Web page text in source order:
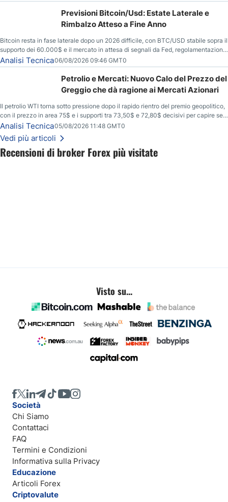
Recensioni di broker Forex più visitate
Previsioni Bitcoin/Usd: Estate Laterale e
Rimbalzo Atteso a Fine Anno
Bitcoin resta in fase laterale dopo un 2026 difficile, con BTC/USD stabile sopra il
supporto dei 60.000$ e il mercato in attesa di segnali da Fed, regolamentazione
USA ed elezioni di medio termine.
Analisi Tecnica06/08/2026 09:46 GMT0
Petrolio e Mercati: Nuovo Calo del Prezzo del
Greggio che dà ragione ai Mercati Azionari
Il petrolio WTI torna sotto pressione dopo il rapido rientro del premio geopolitico,
con il prezzo in area 75$ e i supporti tra 73,50$ e 72,80$ decisivi per capire se il
ribasso potrà estendersi verso quota 70$.
Analisi Tecnica05/08/2026 11:48 GMT0
Vedi più articoli
Visto su...
Società
Chi Siamo
Contattaci
FAQ
Termini e Condizioni
Informativa sulla Privacy
Educazione
Articoli Forex
Criptovalute